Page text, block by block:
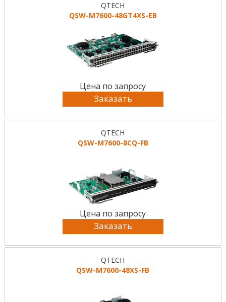
QTECH
QSW-M7600-48GT4XS-EB
Цена по запросу
Заказать
QTECH
QSW-M7600-8CQ-FB
Цена по запросу
Заказать
QTECH
QSW-M7600-48XS-FB